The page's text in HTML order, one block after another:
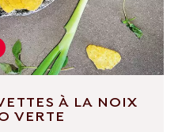
À LA NOIX
VERTE